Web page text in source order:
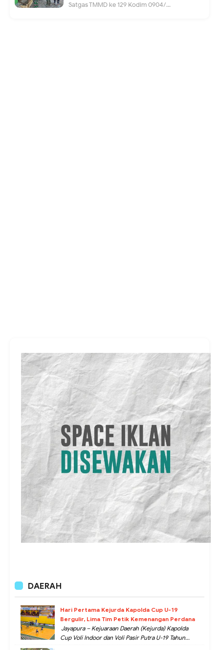
Satgas TMMD ke 129 Kodim 0904/...
DAERAH
Hari Pertama Kejurda Kapolda Cup U-19
Bergulir, Lima Tim Petik Kemenangan Perdana
Jayapura – Kejuaraan Daerah (Kejurda) Kapolda
Cup Voli Indoor dan Voli Pasir Putra U-19 Tahun...